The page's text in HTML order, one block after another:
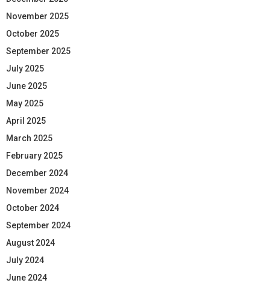
November 2025
October 2025
September 2025
July 2025
June 2025
May 2025
April 2025
March 2025
February 2025
December 2024
November 2024
October 2024
September 2024
August 2024
July 2024
June 2024